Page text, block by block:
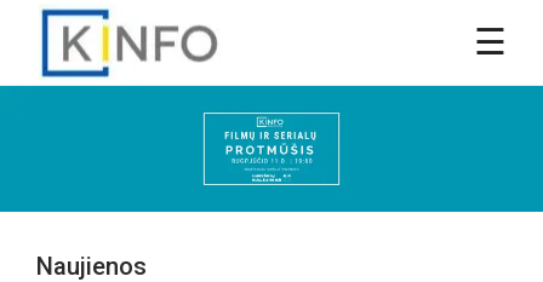
Naujienos